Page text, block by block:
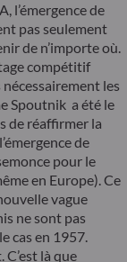
l’émergence de
pas seulement
de n’importe où.
compétitif
les
Spoutnik a été le
de réaffirmer la
de
pour le
en Europe). Ce
vague
ne sont pas
cas en 1957.
là que